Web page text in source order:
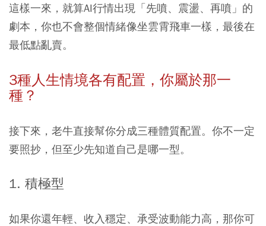
這樣一來，就算AI行情出現「先噴、震盪、再噴」的
劇本，你也不會整個情緒像坐雲霄飛車一樣，最後在
最低點亂賣。
3種人生情境各有配置，你屬於那一
種？
接下來，老牛直接幫你分成三種體質配置。你不一定
要照抄，但至少先知道自己是哪一型。
1. 積極型
如果你還年輕、收入穩定、承受波動能力高，那你可